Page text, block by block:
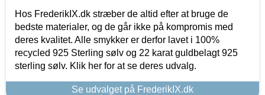
Hos FrederikIX.dk stræber de altid efter at bruge de
bedste materialer, og de går ikke på kompromis med
deres kvalitet. Alle smykker er derfor lavet i 100%
recycled 925 Sterling sølv og 22 karat guldbelagt 925
sterling sølv. Klik her for at se deres udvalg.
Se udvalget på FrederikIX.dk